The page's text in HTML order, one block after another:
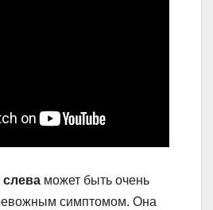
слева может быть очень
симптомом. Она